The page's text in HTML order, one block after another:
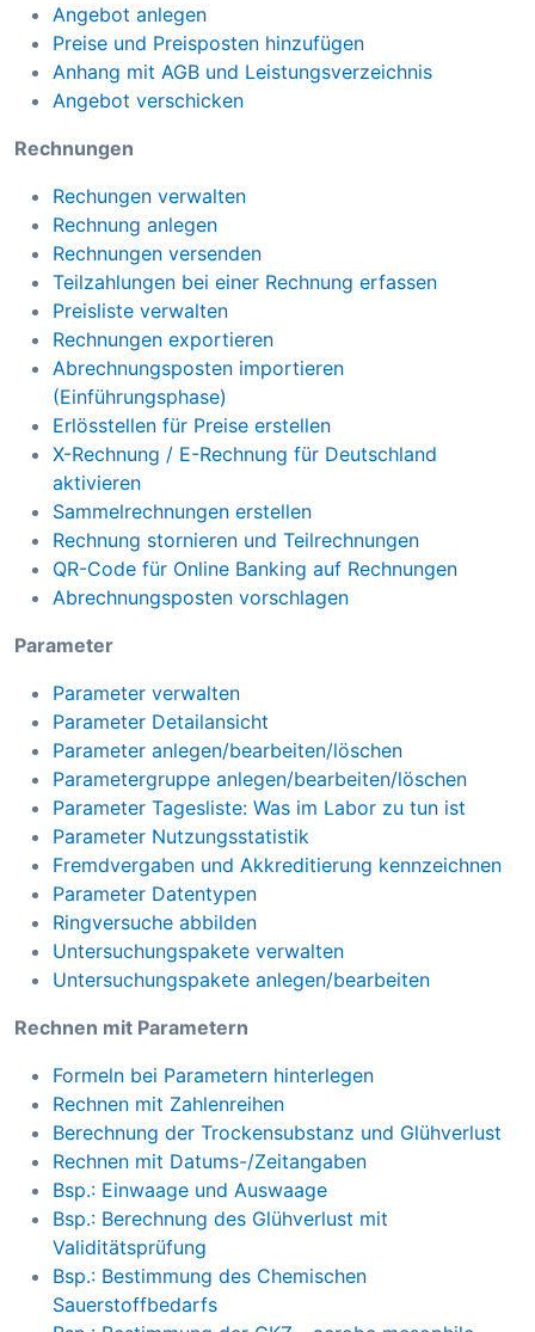
Angebot anlegen
Preise und Preisposten hinzufügen
Anhang mit AGB und Leistungsverzeichnis
Angebot verschicken
Rechnungen
Rechungen verwalten
Rechnung anlegen
Rechnungen versenden
Teilzahlungen bei einer Rechnung erfassen
Preisliste verwalten
Rechnungen exportieren
Abrechnungsposten importieren
(Einführungsphase)
Erlösstellen für Preise erstellen
X-Rechnung / E-Rechnung für Deutschland
aktivieren
Sammelrechnungen erstellen
Rechnung stornieren und Teilrechnungen
QR-Code für Online Banking auf Rechnungen
Abrechnungsposten vorschlagen
Parameter
Parameter verwalten
Parameter Detailansicht
Parameter anlegen/bearbeiten/löschen
Parametergruppe anlegen/bearbeiten/löschen
Parameter Tagesliste: Was im Labor zu tun ist
Parameter Nutzungsstatistik
Fremdvergaben und Akkreditierung kennzeichnen
Parameter Datentypen
Ringversuche abbilden
Untersuchungspakete verwalten
Untersuchungspakete anlegen/bearbeiten
Rechnen mit Parametern
Formeln bei Parametern hinterlegen
Rechnen mit Zahlenreihen
Berechnung der Trockensubstanz und Glühverlust
Rechnen mit Datums-/Zeitangaben
Bsp.: Einwaage und Auswaage
Bsp.: Berechnung des Glühverlust mit
Validitätsprüfung
Bsp.: Bestimmung des Chemischen
Sauerstoffbedarfs